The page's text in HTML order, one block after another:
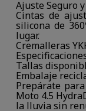
Ajuste Seguro
Cintas de
silicona de
lugar.
Cremalleras
Tallas
Embalaje
Prepárate
Moto 4.5
la lluvia sin